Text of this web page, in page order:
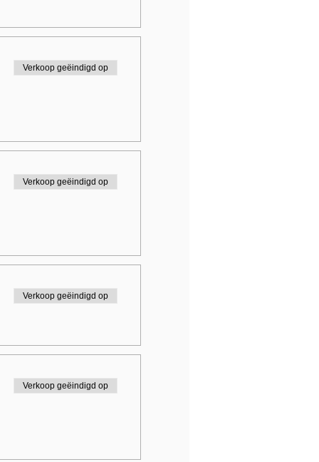
Verkoop geëindigd op
Verkoop geëindigd op
Verkoop geëindigd op
Verkoop geëindigd op